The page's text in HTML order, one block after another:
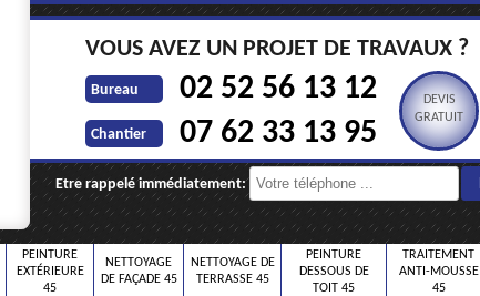
VOUS AVEZ UN PROJET DE TRAVAUX ?
Bureau 02 52 56 13 12
Chantier 07 62 33 13 95
DEVIS
GRATUIT
Etre rappelé immédiatement:
PEINTURE
EXTÉRIEURE
45
NETTOYAGE
DE FAÇADE 45
NETTOYAGE DE
TERRASSE 45
PEINTURE
DESSOUS DE
TOIT 45
TRAITEMENT
ANTI-MOUSSE
45